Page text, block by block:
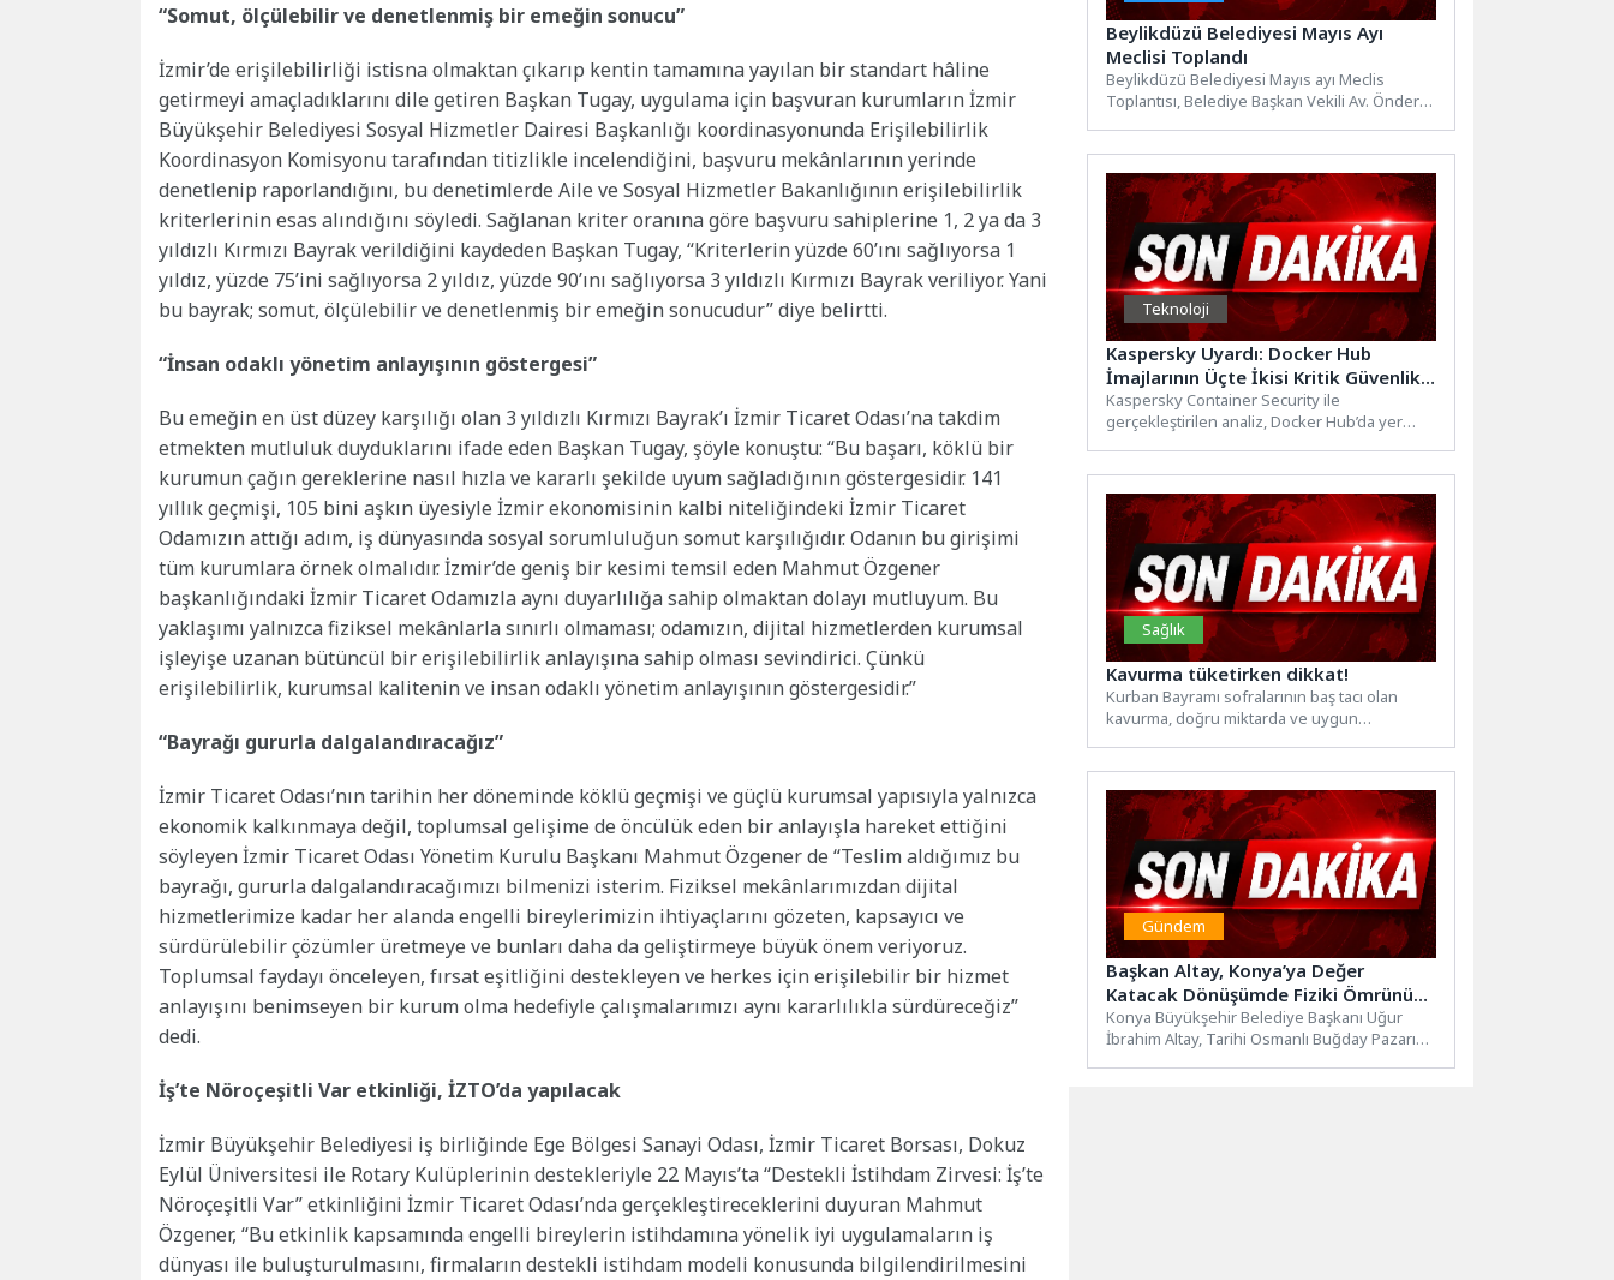
“Somut, ölçülebilir ve denetlenmiş bir emeğin sonucu”
İzmir’de erişilebilirliği istisna olmaktan çıkarıp kentin tamamına yayılan bir standart hâline
getirmeyi amaçladıklarını dile getiren Başkan Tugay, uygulama için başvuran kurumların İzmir
Büyükşehir Belediyesi Sosyal Hizmetler Dairesi Başkanlığı koordinasyonunda Erişilebilirlik
Koordinasyon Komisyonu tarafından titizlikle incelendiğini, başvuru mekânlarının yerinde
denetlenip raporlandığını, bu denetimlerde Aile ve Sosyal Hizmetler Bakanlığının erişilebilirlik
kriterlerinin esas alındığını söyledi. Sağlanan kriter oranına göre başvuru sahiplerine 1, 2 ya da 3
yıldızlı Kırmızı Bayrak verildiğini kaydeden Başkan Tugay, “Kriterlerin yüzde 60’ını sağlıyorsa 1
yıldız, yüzde 75’ini sağlıyorsa 2 yıldız, yüzde 90’ını sağlıyorsa 3 yıldızlı Kırmızı Bayrak veriliyor. Yani
bu bayrak; somut, ölçülebilir ve denetlenmiş bir emeğin sonucudur” diye belirtti.
“İnsan odaklı yönetim anlayışının göstergesi”
Bu emeğin en üst düzey karşılığı olan 3 yıldızlı Kırmızı Bayrak’ı İzmir Ticaret Odası’na takdim
etmekten mutluluk duyduklarını ifade eden Başkan Tugay, şöyle konuştu: “Bu başarı, köklü bir
kurumun çağın gereklerine nasıl hızla ve kararlı şekilde uyum sağladığının göstergesidir. 141
yıllık geçmişi, 105 bini aşkın üyesiyle İzmir ekonomisinin kalbi niteliğindeki İzmir Ticaret
Odamızın attığı adım, iş dünyasında sosyal sorumluluğun somut karşılığıdır. Odanın bu girişimi
tüm kurumlara örnek olmalıdır. İzmir’de geniş bir kesimi temsil eden Mahmut Özgener
başkanlığındaki İzmir Ticaret Odamızla aynı duyarlılığa sahip olmaktan dolayı mutluyum. Bu
yaklaşımı yalnızca fiziksel mekânlarla sınırlı olmaması; odamızın, dijital hizmetlerden kurumsal
işleyişe uzanan bütüncül bir erişilebilirlik anlayışına sahip olması sevindirici. Çünkü
erişilebilirlik, kurumsal kalitenin ve insan odaklı yönetim anlayışının göstergesidir.”
“Bayrağı gururla dalgalandıracağız”
İzmir Ticaret Odası’nın tarihin her döneminde köklü geçmişi ve güçlü kurumsal yapısıyla yalnızca
ekonomik kalkınmaya değil, toplumsal gelişime de öncülük eden bir anlayışla hareket ettiğini
söyleyen İzmir Ticaret Odası Yönetim Kurulu Başkanı Mahmut Özgener de “Teslim aldığımız bu
bayrağı, gururla dalgalandıracağımızı bilmenizi isterim. Fiziksel mekânlarımızdan dijital
hizmetlerimize kadar her alanda engelli bireylerimizin ihtiyaçlarını gözeten, kapsayıcı ve
sürdürülebilir çözümler üretmeye ve bunları daha da geliştirmeye büyük önem veriyoruz.
Toplumsal faydayı önceleyen, fırsat eşitliğini destekleyen ve herkes için erişilebilir bir hizmet
anlayışını benimseyen bir kurum olma hedefiyle çalışmalarımızı aynı kararlılıkla sürdüreceğiz”
dedi.
İş’te Nöroçeşitli Var etkinliği, İZTO’da yapılacak
İzmir Büyükşehir Belediyesi iş birliğinde Ege Bölgesi Sanayi Odası, İzmir Ticaret Borsası, Dokuz
Eylül Üniversitesi ile Rotary Kulüplerinin destekleriyle 22 Mayıs’ta “Destekli İstihdam Zirvesi: İş’te
Nöroçeşitli Var” etkinliğini İzmir Ticaret Odası’nda gerçekleştireceklerini duyuran Mahmut
Özgener, “Bu etkinlik kapsamında engelli bireylerin istihdamına yönelik iyi uygulamaların iş
dünyası ile buluşturulmasını, firmaların destekli istihdam modeli konusunda bilgilendirilmesini
Beylikdüzü Belediyesi Mayıs Ayı
Meclisi Toplandı
Beylikdüzü Belediyesi Mayıs ayı Meclis
Toplantısı, Belediye Başkan Vekili Av. Önder
Teknoloji
Kaspersky Uyardı: Docker Hub
İmajlarının Üçte İkisi Kritik Güvenlik
Açıkları İçeriyor
Kaspersky Container Security ile
gerçekleştirilen analiz, Docker Hub’da yer
Sağlık
Kavurma tüketirken dikkat!
Kurban Bayramı sofralarının baş tacı olan
kavurma, doğru miktarda ve uygun
Gündem
Başkan Altay, Konya’ya Değer
Katacak Dönüşümde Fiziki Ömrünü
Tamamlamış Binaların Yıkım
Çalışmasının Tamamlandığını Açıkladı
Konya Büyükşehir Belediye Başkanı Uğur
İbrahim Altay, Tarihi Osmanlı Buğday Pazarı